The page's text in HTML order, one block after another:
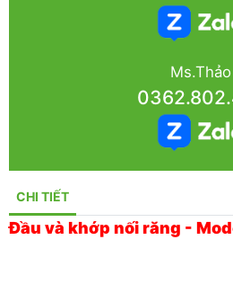
Ms.Thảo
CHI TIẾT
Đầu và khớp nối răng -